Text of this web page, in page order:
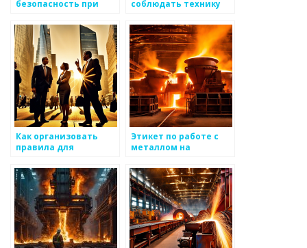
безопасность при
металлоизделиями
соблюдать технику
работе с металлом
Как организовать
правила для
металлом
Этикет по работе с
металлом на